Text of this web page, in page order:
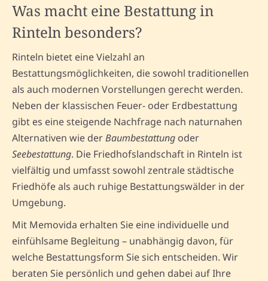
Was macht eine Bestattung in
Rinteln besonders?
Rinteln bietet eine Vielzahl an
Bestattungsmöglichkeiten, die sowohl traditionellen
als auch modernen Vorstellungen gerecht werden.
Neben der klassischen Feuer- oder Erdbestattung
gibt es eine steigende Nachfrage nach naturnahen
Alternativen wie derBaumbestattung oder
Seebestattung. Die Friedhofslandschaft in Rinteln ist
vielfältig und umfasst sowohl zentrale städtische
Friedhöfe als auch ruhige Bestattungswälder in der
Umgebung.
Mit Memovida erhalten Sie eine individuelle und
einfühlsame Begleitung – unabhängig davon, für
welche Bestattungsform Sie sich entscheiden. Wir
beraten Sie persönlich und gehen dabei auf Ihre